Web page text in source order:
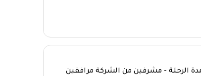
الرحلة - مشرفين من الشركة مرافقين